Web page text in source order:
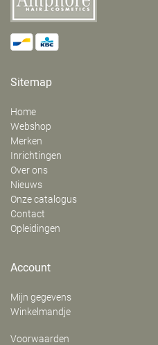
Sitemap
Home
Webshop
Merken
Inrichtingen
Over ons
Nieuws
Onze catalogus
Contact
Opleidingen
Account
Mijn gegevens
Winkelmandje
Voorwaarden